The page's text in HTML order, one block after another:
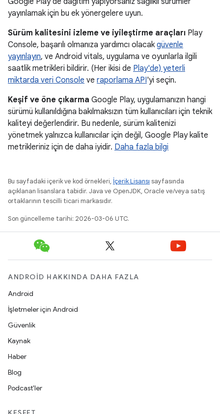
yayınlamak için bu ek yönergelere uyun.
Sürüm kalitesini izleme ve iyileştirme araçları Play
Console, başarılı olmanıza yardımcı olacak güvenle
yayınlayın, ve Android vitals, uygulama ve oyunlarla ilgili
saatlik metrikleri bildirir. (Her ikisi de Play'de) yeterli
miktarda veri Console ve raporlama API'yi seçin.
Keşif ve öne çıkarma Google Play, uygulamanızın hangi
sürümü kullanıldığına bakılmaksızın tüm kullanıcıları için teknik
kaliteyi değerlendirir. Bu nedenle, sürüm kalitenizi
yönetmek yalnızca kullanıcılar için değil, Google Play kalite
metrikleriniz için de daha iyidir. Daha fazla bilgi
Bu sayfadaki içerik ve kod örnekleri, İçerik Lisansı sayfasında
açıklanan lisanslara tabidir. Java ve OpenJDK, Oracle ve/veya satış
ortaklarının tescilli ticari markasıdır.
Son güncelleme tarihi: 2026-03-06 UTC.
ANDROID HAKKINDA DAHA FAZLA
Android
İşletmeler için Android
Güvenlik
Kaynak
Haber
Blog
Podcast'ler